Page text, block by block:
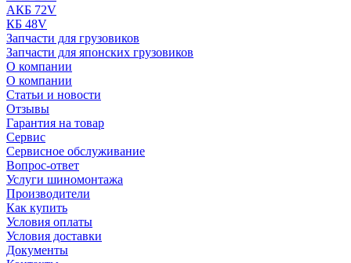
АКБ 72V
КБ 48V
Запчасти для грузовиков
Запчасти для японских грузовиков
О компании
О компании
Статьи и новости
Отзывы
Гарантия на товар
Сервис
Сервисное обслуживание
Вопрос-ответ
Услуги шиномонтажа
Производители
Как купить
Условия оплаты
Условия доставки
Документы